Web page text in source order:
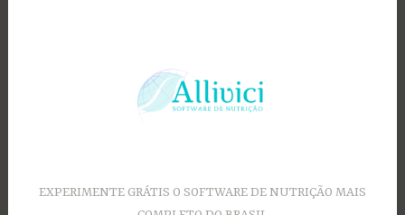
EXPERIMENTE GRÁTIS O SOFTWARE DE NUTRIÇÃO MAIS